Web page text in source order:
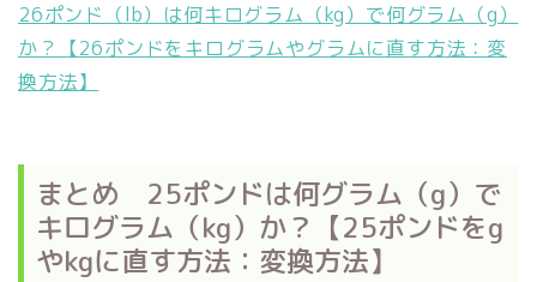
26ポンド（lb）は何キログラム（kg）で何グラム（g）
か？【26ポンドをキログラムやグラムに直す方法：変
換方法】
まとめ 25ポンドは何グラム（g）で
キログラム（kg）か？【25ポンドをg
やkgに直す方法：変換方法】